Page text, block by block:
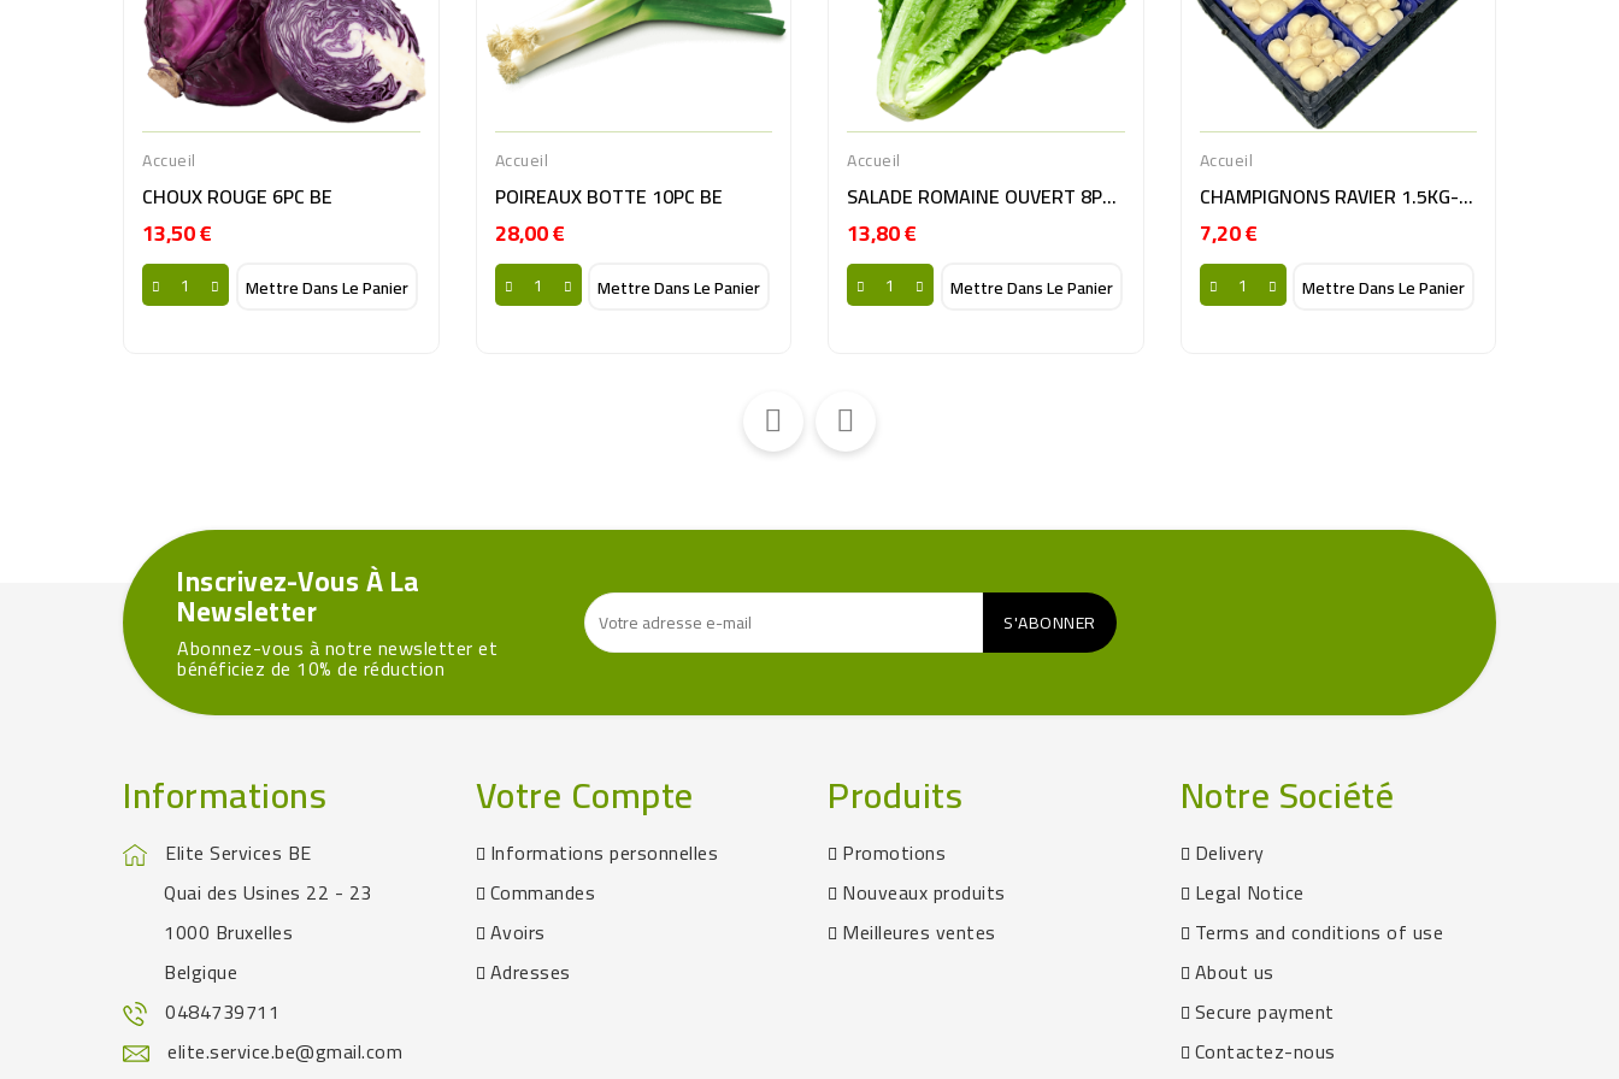
Accueil
CHOUX ROUGE 6PC BE
13,50 €
Mettre Dans Le Panier
Accueil
POIREAUX BOTTE 10PC BE
28,00 €Prix
Mettre Dans Le Panier
Accueil
SALADE ROMAINE OUVERT 8PC BE
13,80 €
Mettre Dans Le Panier
Accueil
CHAMPIGNONS RAVIER 1.5KG-6X250 NL
7,20 €Prix
Mettre Dans Le Panier
Inscrivez-Vous À La
Newsletter
Abonnez-vous à notre newsletter et
bénéficiez de 10% de réduction
Informations
Elite Services BE
Quai des Usines 22 - 23
1000 Bruxelles
Belgique
0484739711
elite.service.be@gmail.com
Votre Compte
Informations personnelles
Commandes
Avoirs
Adresses
Produits
Promotions
Nouveaux produits
Meilleures ventes
Notre Société
Delivery
Legal Notice
Terms and conditions of use
About us
Secure payment
Contactez-nous